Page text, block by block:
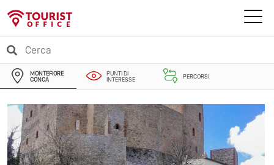
MONTEFIORE
CONCA
PUNTI DI
INTERESSE
PERCORSI